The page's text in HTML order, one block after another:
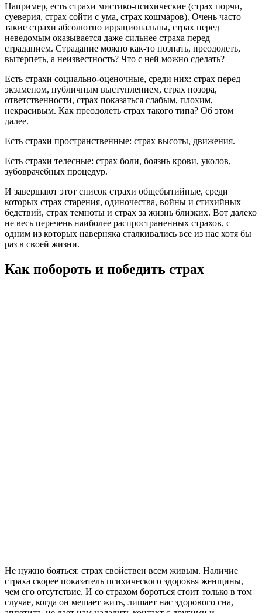
Например, есть страхи мистико-психические (страх порчи,
суеверия, страх сойти с ума, страх кошмаров). Очень часто
такие страхи абсолютно иррациональны, страх перед
неведомым оказывается даже сильнее страха перед
страданием. Страдание можно как-то познать, преодолеть,
вытерпеть, а неизвестность? Что с ней можно сделать?
Есть страхи социально-оценочные, среди них: страх перед
экзаменом, публичным выступлением, страх позора,
ответственности, страх показаться слабым, плохим,
некрасивым. Как преодолеть страх такого типа? Об этом
далее.
Есть страхи пространственные: страх высоты, движения.
Есть страхи телесные: страх боли, боязнь крови, уколов,
зубоврачебных процедур.
И завершают этот список страхи общебытийные, среди
которых страх старения, одиночества, войны и стихийных
бедствий, страх темноты и страх за жизнь близких. Вот далеко
не весь перечень наиболее распространенных страхов, с
одним из которых наверняка сталкивались все из нас хотя бы
раз в своей жизни.
Как побороть и победить страх
Не нужно бояться: страх свойствен всем живым. Наличие
страха скорее показатель психического здоровья женщины,
чем его отсутствие. И со страхом бороться стоит только в том
случае, когда он мешает жить, лишает нас здорового сна,